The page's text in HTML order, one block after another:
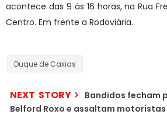
acontece das 9 às 16 horas, na Rua
Centro. Em frente a Rodoviária.
Duque de Caxias
NEXT STORY
Bandidos fecham
Belford Roxo e assaltam motoristas